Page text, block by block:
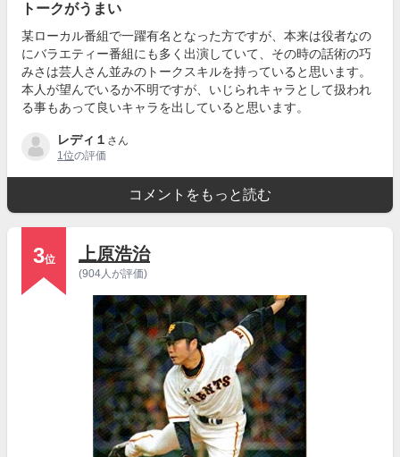
トークがうまい
某ローカル番組で一躍有名となった方ですが、本来は役者なの
にバラエティー番組にも多く出演していて、その時の話術の巧
みさは芸人さん並みのトークスキルを持っていると思います。
本人が望んでいるか不明ですが、いじられキャラとして扱われ
る事もあって良いキャラを出していると思います。
レディ１ さん
1位の評価
コメントをもっと読む
3位 上原浩治
(904人が評価)